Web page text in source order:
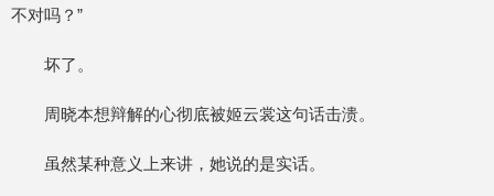
不对吗？”
坏了。
周晓本想辩解的心彻底被姬云裳这句话击溃。
虽然某种意义上来讲，她说的是实话。